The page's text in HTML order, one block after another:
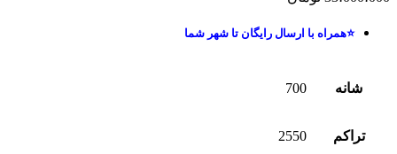
⭐همراه با ارسال رایگان تا شهر شما
شانه 700
تراکم 2550